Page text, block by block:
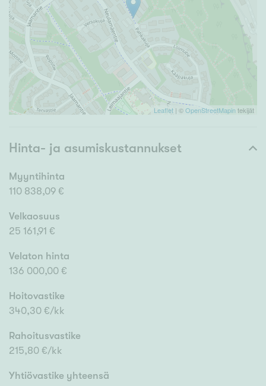
Leaflet | ©OpenStreetMapintekijät
Hinta- ja asumiskustannukset
Myyntihinta
110 838,09 €
Velkaosuus
25 161,91 €
Velaton hinta
136 000,00 €
Hoitovastike
340,30 €/kk
Rahoitusvastike
215,80 €/kk
Yhtiövastike yhteensä